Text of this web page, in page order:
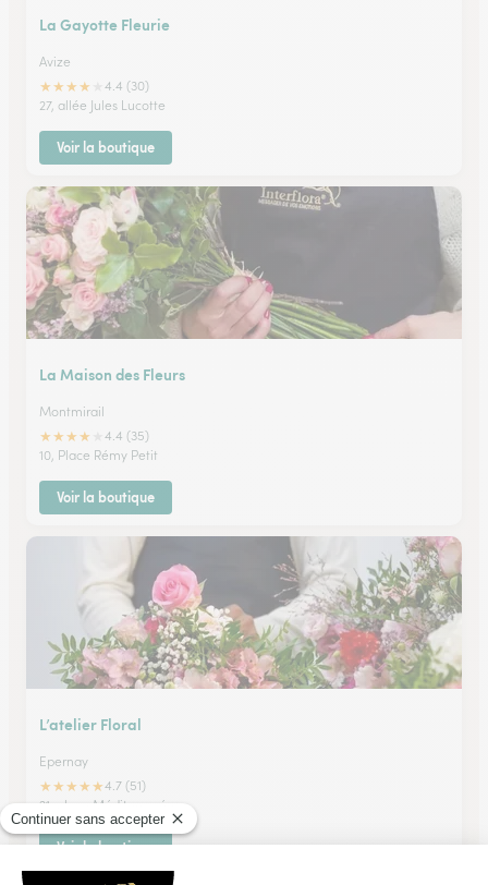
La Gayotte Fleurie
Avize
★★★★
4.4 (30)
27, allée Jules Lucotte
Voir la boutique
La Maison des Fleurs
Montmirail
★★★★
4.4 (35)
10, Place Rémy Petit
Voir la boutique
L’atelier Floral
Epernay
★★★★★4.7 (51)
21, place Méditerranée
Voir la boutique